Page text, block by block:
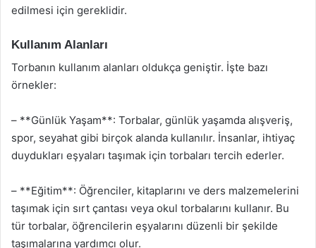
edilmesi için gereklidir.
Kullanım Alanları
Torbanın kullanım alanları oldukça geniştir. İşte bazı
örnekler:
– **Günlük Yaşam**: Torbalar, günlük yaşamda alışveriş,
spor, seyahat gibi birçok alanda kullanılır. İnsanlar, ihtiyaç
duydukları eşyaları taşımak için torbaları tercih ederler.
– **Eğitim**: Öğrenciler, kitaplarını ve ders malzemelerini
taşımak için sırt çantası veya okul torbalarını kullanır. Bu
tür torbalar, öğrencilerin eşyalarını düzenli bir şekilde
taşımalarına yardımcı olur.